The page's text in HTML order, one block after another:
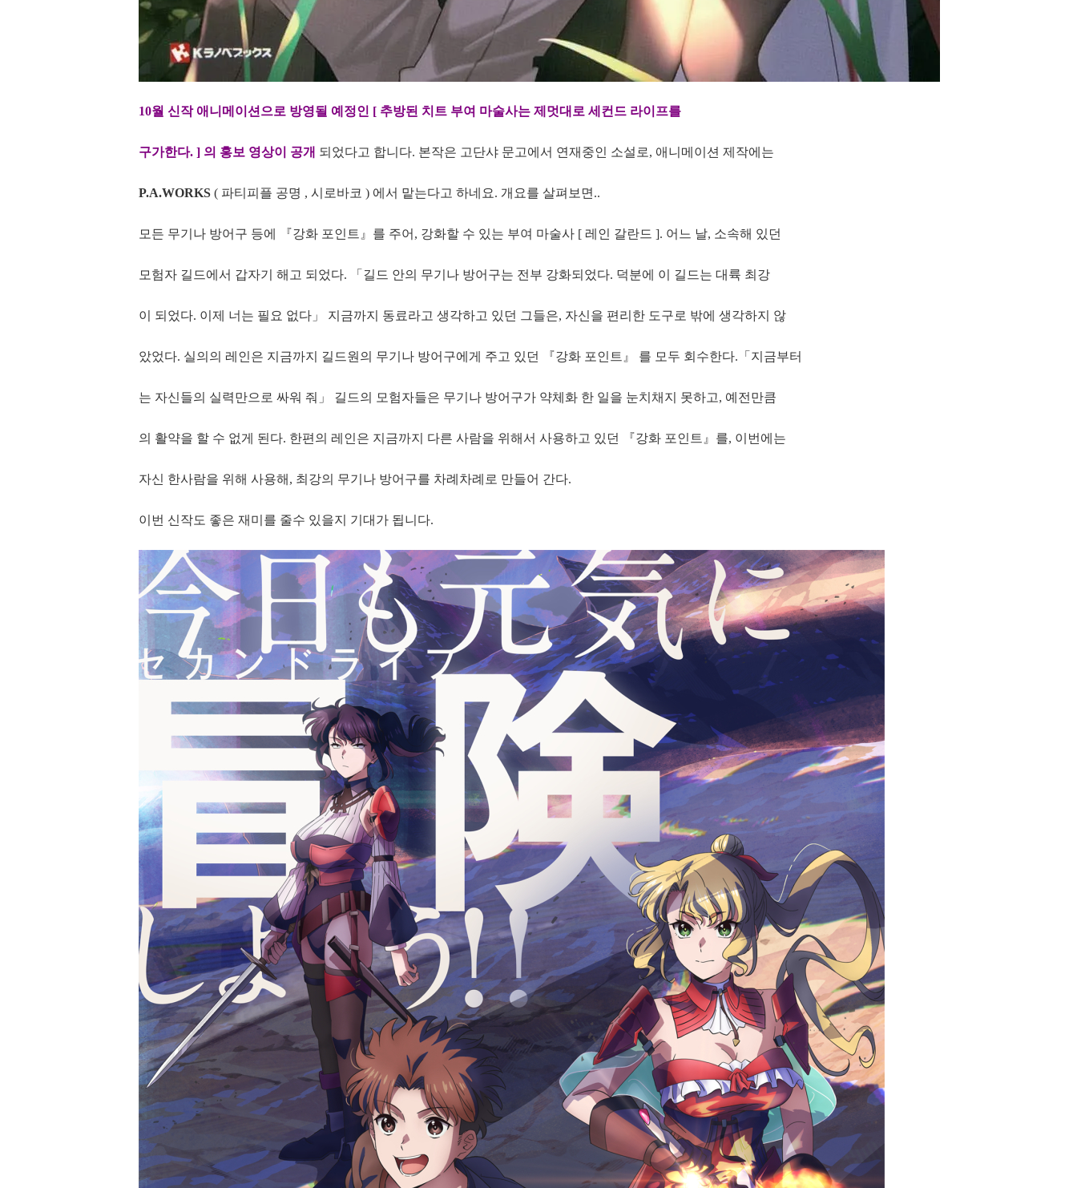
10월 신작 애니메이션으로 방영될 예정인 [ 추방된 치트 부여 마술사는 제멋대로 세컨드 라이프를
구가한다. ] 의 홍보 영상이 공개 되었다고 합니다. 본작은 고단샤 문고에서 연재중인 소설로, 애니메이션 제작에는
P.A.WORKS ( 파티피플 공명 , 시로바코 ) 에서 맡는다고 하네요. 개요를 살펴보면..
모든 무기나 방어구 등에 『강화 포인트』를 주어, 강화할 수 있는 부여 마술사 [ 레인 갈란드 ]. 어느 날, 소속해 있던
모험자 길드에서 갑자기 해고 되었다. 「길드 안의 무기나 방어구는 전부 강화되었다. 덕분에 이 길드는 대륙 최강
이 되었다. 이제 너는 필요 없다」 지금까지 동료라고 생각하고 있던 그들은, 자신을 편리한 도구로 밖에 생각하지 않
았었다. 실의의 레인은 지금까지 길드원의 무기나 방어구에게 주고 있던 『강화 포인트』 를 모두 회수한다.「지금부터
는 자신들의 실력만으로 싸워 줘」 길드의 모험자들은 무기나 방어구가 약체화 한 일을 눈치채지 못하고, 예전만큼
의 활약을 할 수 없게 된다. 한편의 레인은 지금까지 다른 사람을 위해서 사용하고 있던 『강화 포인트』를, 이번에는
자신 한사람을 위해 사용해, 최강의 무기나 방어구를 차례차례로 만들어 간다.
이번 신작도 좋은 재미를 줄수 있을지 기대가 됩니다.